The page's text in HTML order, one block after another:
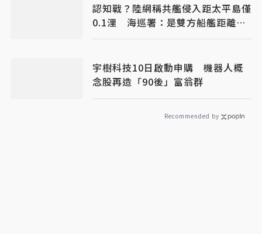
認知戰？陸網稱共艦侵入距太平島僅
0.1浬 海巡署：是雙方船艦距離、
已強勢驅離
宇樹科技10日啟動申購 機器人概
念股再造「90後」富翁群
Recommended by